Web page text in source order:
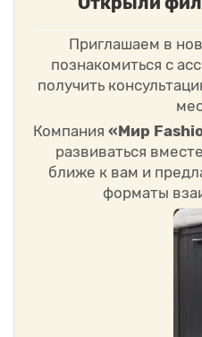
Приглашаем в
познакомиться с
получить
Компания «Мир
развиваться
ближе к вам и
форматы